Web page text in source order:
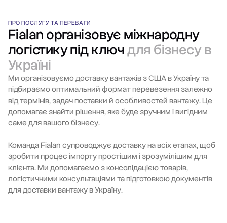
ПРО ПОСЛУГУ ТА ПЕРЕВАГИ
Fialan організовує міжнародну
логістику під ключдля бізнесу в
Україні
Ми організовуємо доставку вантажів з США в Україну та
підбираємо оптимальний формат перевезення залежно
від термінів, задач поставки й особливостей вантажу. Це
допомагає знайти рішення, яке буде зручним і вигідним
саме для вашого бізнесу.
Команда Fialan супроводжує доставку на всіх етапах, щоб
зробити процес імпорту простішим і зрозумілішим для
клієнта. Ми допомагаємо з консолідацією товарів,
логістичними консультаціями та підготовкою документів
для доставки вантажу в Україну.